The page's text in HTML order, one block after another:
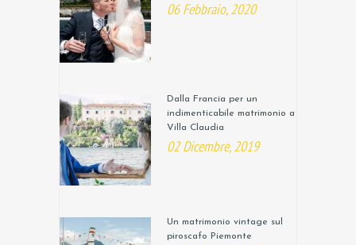
06 Febbraio, 2020
Dalla Francia per un
indimenticabile matrimonio a
Villa Claudia
02 Dicembre, 2019
Un matrimonio vintage sul
piroscafo Piemonte